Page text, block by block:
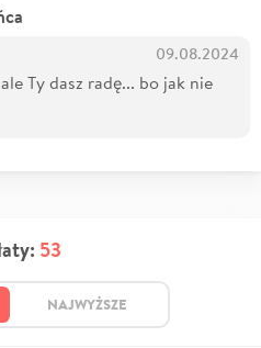
09.08.2024
Ty dasz radę... bo jak nie
53
NAJWYŻSZE